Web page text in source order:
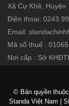
Xã Cự Khê, Huyện
Điện thoại:
Email:
Mã số thuế :
Nơi cấp : Sở
© Bản quyền
Standa Việt Nam |